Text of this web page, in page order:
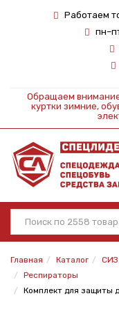
Работаем
Обращаем
куртки зимние,
Главная Каталог СИЗ
Респираторы
Комплект для защиты